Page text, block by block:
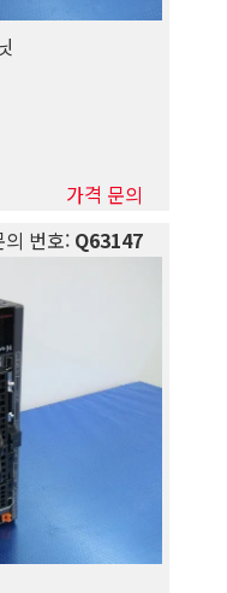
가격 문의
의 번호:Q63147